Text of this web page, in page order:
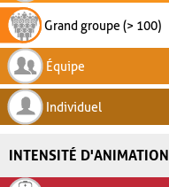
Grand groupe (> 100)
Équipe
Individuel
INTENSITÉ D'ANIMATION